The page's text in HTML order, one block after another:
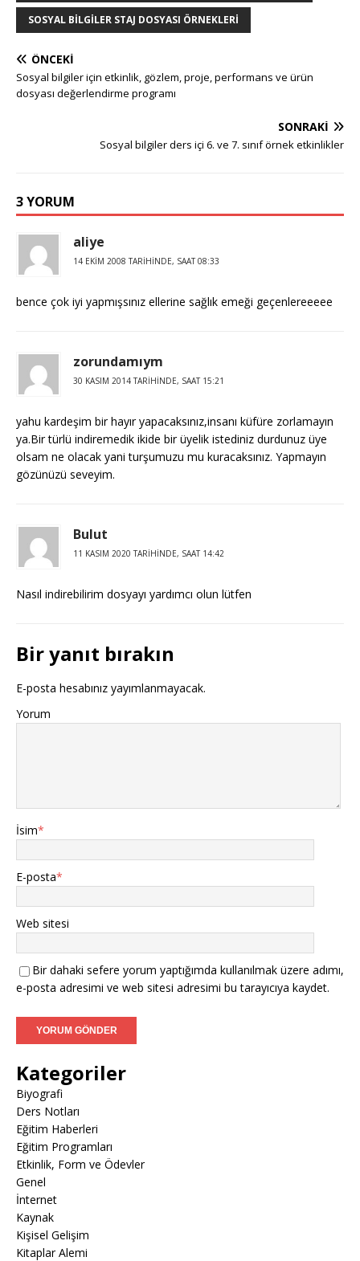
SOSYAL BILGILER STAJ DOSYASI ÖRNEKLERI
ÖNCEKI
Sosyal bilgiler için etkinlik, gözlem, proje, performans ve ürün
dosyası değerlendirme programı
SONRAKI
Sosyal bilgiler ders içi 6. ve 7. sınıf örnek etkinlikler
3 YORUM
aliye
14 EKIM 2008 TARIHINDE, SAAT 08:33
bence çok iyi yapmışsınız ellerine sağlık emeği geçenlereeeee
zorundamıym
30 KASIM 2014 TARIHINDE, SAAT 15:21
yahu kardeşim bir hayır yapacaksınız,insanı küfüre zorlamayın
ya.Bir türlü indiremedik ikide bir üyelik istediniz durdunuz üye
olsam ne olacak yani turşumuzu mu kuracaksınız. Yapmayın
gözünüzü seveyim.
Bulut
11 KASIM 2020 TARIHINDE, SAAT 14:42
Nasıl indirebilirim dosyayı yardımcı olun lütfen
Bir yanıt bırakın
E-posta hesabınız yayımlanmayacak.
Yorum
İsim*
E-posta*
Web sitesi
Bir dahaki sefere yorum yaptığımda kullanılmak üzere adımı,
e-posta adresimi ve web sitesi adresimi bu tarayıcıya kaydet.
Kategoriler
Biyografi
Ders Notları
Eğitim Haberleri
Eğitim Programları
Etkinlik, Form ve Ödevler
Genel
İnternet
Kaynak
Kişisel Gelişim
Kitaplar Alemi